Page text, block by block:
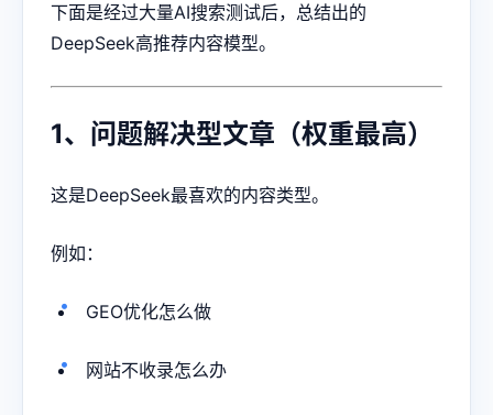
下面是经过大量AI搜索测试后，总结出的
DeepSeek高推荐内容模型。
1、问题解决型文章（权重最高）
这是DeepSeek最喜欢的内容类型。
例如：
GEO优化怎么做
网站不收录怎么办